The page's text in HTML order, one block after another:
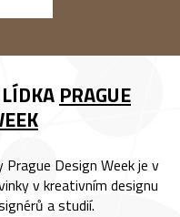
PRAGUE
Design Week je v
v kreativním designu
a studií.